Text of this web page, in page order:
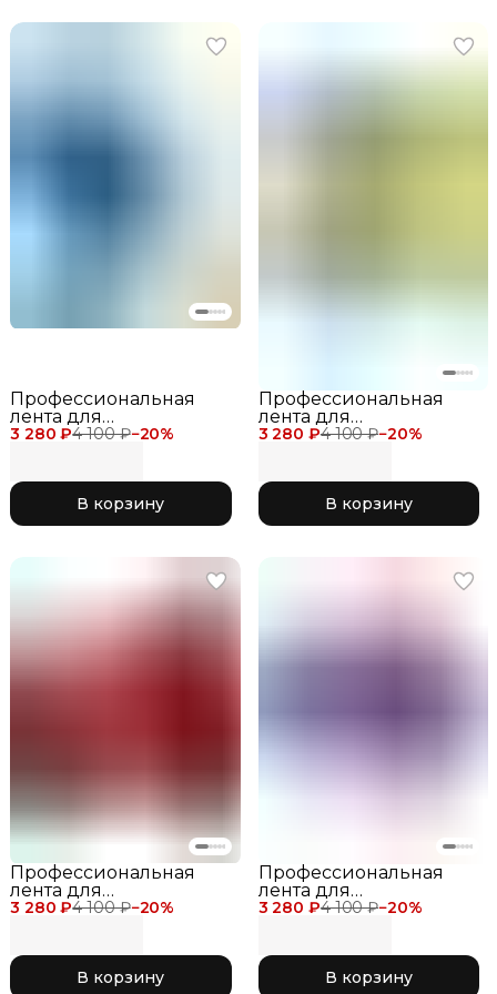
3 280 ₽4 100 ₽−20%
Профессиональная
лента для
художественной
метров для
соревнований 731
Aqua Green
В корзину
3 280 ₽4 100 ₽−20%
Профессиональная
лента для
художественной
метров для
соревнований 763
Yellow
В корзину
3 280 ₽4 100 ₽−20%
Профессиональная
лента для
художественной
метров 759 Wine Red
В корзину
3 280 ₽4 100 ₽−20%
Профессиональная
лента для
художественной
метров для
соревнований 750
В корзину